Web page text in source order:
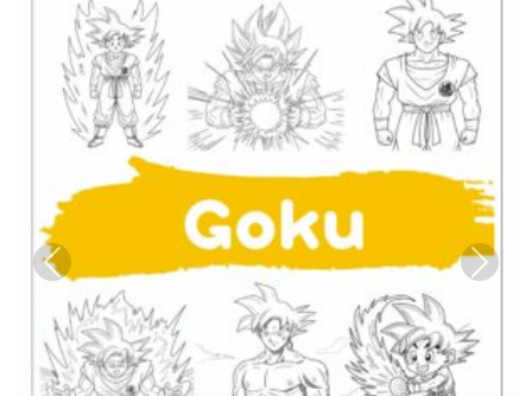
Previous Next